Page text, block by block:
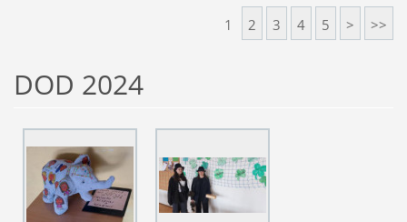
1 2 3 4 5 > >>
DOD 2024